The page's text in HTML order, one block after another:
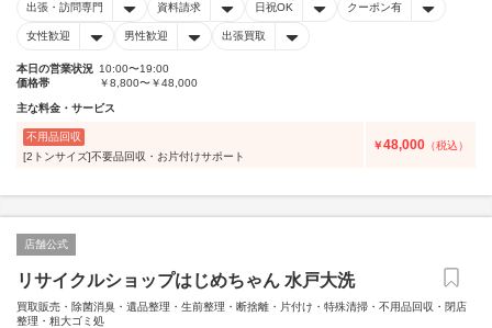
出張・訪問専門 資料請求 日祝OK クーポン有
女性歓迎 男性歓迎 出張買取
本日の営業状況 10:00〜19:00
価格帯
￥8,800〜￥48,000
主な料金・サービス
不用品回収
[2トンサイズ]不要品回収・お片付けサポート
￥48,000 （税込）
店舗公式
リサイクルショップはじめちゃん 水戸大洗
買取販売・除菌消臭・遺品整理・生前整理・断捨離・片付け・特殊清掃・不用品回収・閉店
整理・粗大ゴミ処